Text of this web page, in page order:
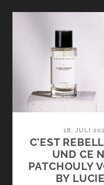
18. JULI
C’EST
UND CE
PATCHOULY
BY